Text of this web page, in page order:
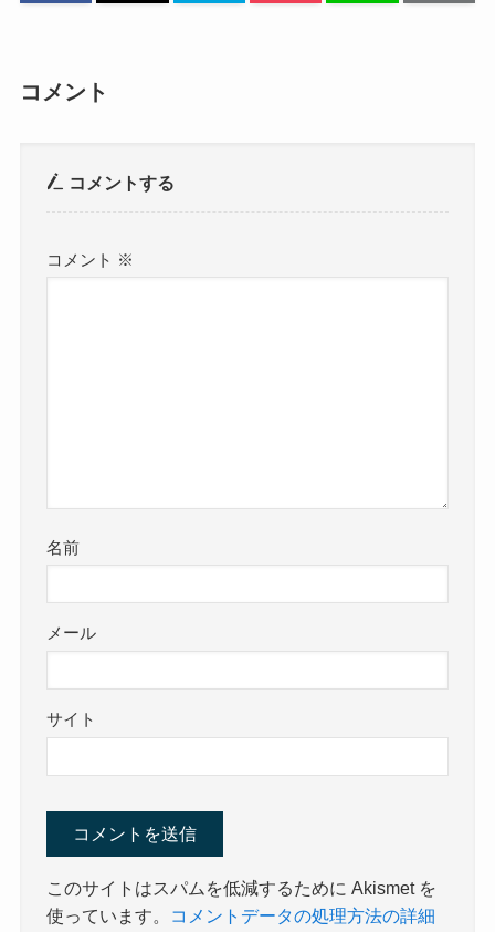
コメント
コメントする
コメント ※
名前
メール
サイト
このサイトはスパムを低減するために Akismet を
使っています。
コメントデータの処理方法の詳細